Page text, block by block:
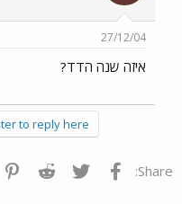
27/12/04
איזה שנה הTT?
to reply here.
Share: פייסבוק Twitter
Reddit